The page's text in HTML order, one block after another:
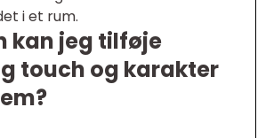
i et rum.
kan jeg tilføje
touch og karakter